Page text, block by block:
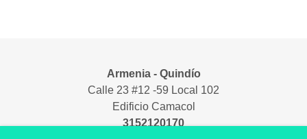
Armenia - Quindío
Calle 23 #12 -59 Local 102
Edificio Camacol
3152120170